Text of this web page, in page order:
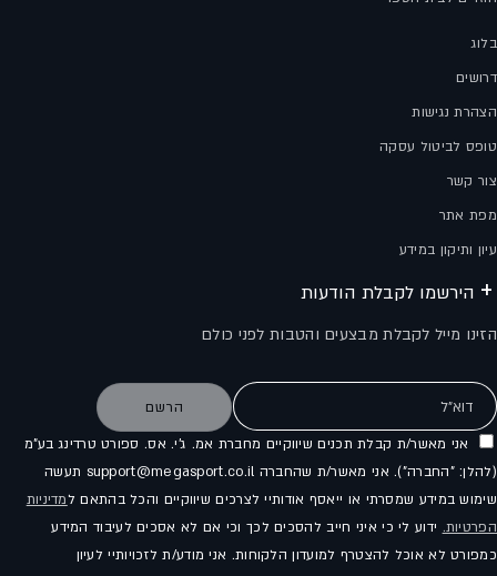
בלוג
דרושים
הצהרת נגישות
טופס לביטול עסקה
צור קשר
מפת אתר
עיון ותיקון במידע
הירשמו לקבלת הודעות
הזינו מייל לקבלת מבצעים והטבות לפני כולם
דוא"ל הרשם
אני מאשר/ת קבלת תכנים שיווקיים מחברת אמ. ג'י. אס. ספורט טרדינג בע"מ
(להלן: "החברה"). אני מאשר/ת שהחברה support@megasport.co.il תעשה
שימוש במידע שמסרתי או ייאסף אודותיי לצרכים שיווקיים והכל בהתאם למדיניות
הפרטיות. ידוע לי כי איני חייב להסכים לכך וכי אם לא אסכים לעיבוד המידע
כמפורט לא אוכל להצטרף למועדון הלקוחות. אני מודע/ת לזכויותיי לעיון